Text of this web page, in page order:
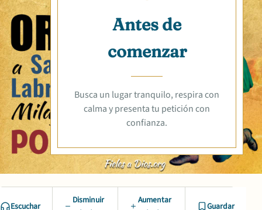
Antes de
comenzar
Busca un lugar tranquilo, respira con
calma y presenta tu petición con
confianza.
Escuchar
Disminuir
Aumentar
Guardar